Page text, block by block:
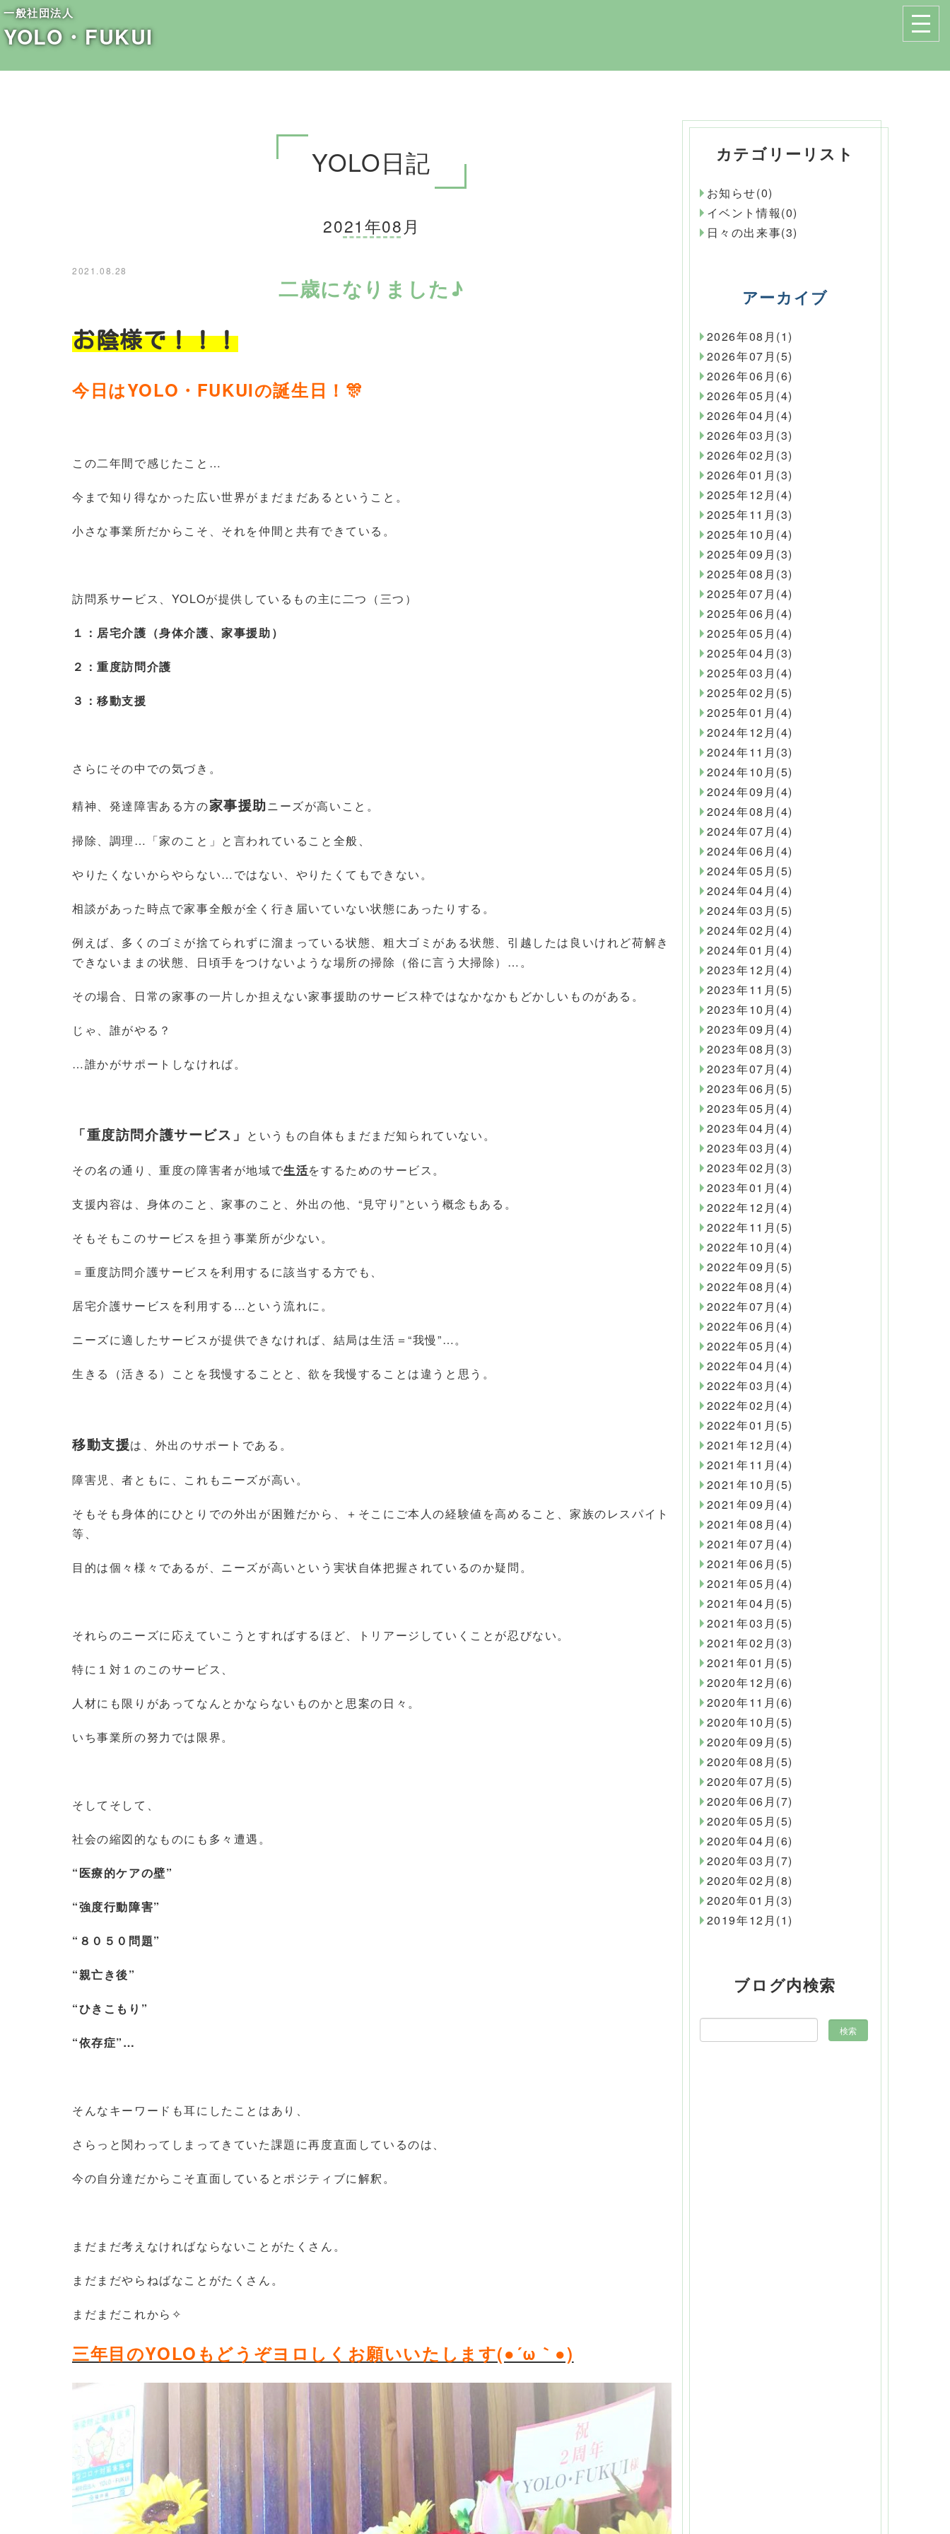
一般社団法人
YOLO・FUKUI
YOLO日記
2021年08月
2021.08.28
二歳になりました♪
お陰様で！！！
今日はYOLO・FUKUIの誕生日！🎊
この二年間で感じたこと…
今まで知り得なかった広い世界がまだまだあるということ。
小さな事業所だからこそ、それを仲間と共有できている。
訪問系サービス、YOLOが提供しているもの主に二つ（三つ）
１：居宅介護（身体介護、家事援助）
２：重度訪問介護
３：移動支援
さらにその中での気づき。
精神、発達障害ある方の家事援助ニーズが高いこと。
掃除、調理…「家のこと」と言われていること全般、
やりたくないからやらない…ではない、やりたくてもできない。
相談があった時点で家事全般が全く行き届いていない状態にあったりする。
例えば、多くのゴミが捨てられずに溜まっている状態、粗大ゴミがある状態、引越したは良いけれど荷解き
できないままの状態、日頃手をつけないような場所の掃除（俗に言う大掃除）…。
その場合、日常の家事の一片しか担えない家事援助のサービス枠ではなかなかもどかしいものがある。
じゃ、誰がやる？
…誰かがサポートしなければ。
「重度訪問介護サービス」 というもの自体もまだまだ知られていない。
その名の通り、重度の障害者が地域で生活をするためのサービス。
支援内容は、身体のこと、家事のこと、外出の他、“見守り”という概念もある。
そもそもこのサービスを担う事業所が少ない。
＝重度訪問介護サービスを利用するに該当する方でも、
居宅介護サービスを利用する…という流れに。
ニーズに適したサービスが提供できなければ、結局は生活＝“我慢”…。
生きる（活きる）ことを我慢することと、欲を我慢することは違うと思う。
移動支援は、外出のサポートである。
障害児、者ともに、これもニーズが高い。
そもそも身体的にひとりでの外出が困難だから、＋そこにご本人の経験値を高めること、家族のレスパイト
等、
目的は個々様々であるが、ニーズが高いという実状自体把握されているのか疑問。
それらのニーズに応えていこうとすればするほど、トリアージしていくことが忍びない。
特に１対１のこのサービス、
人材にも限りがあってなんとかならないものかと思案の日々。
いち事業所の努力では限界。
そしてそして、
社会の縮図的なものにも多々遭遇。
“医療的ケアの壁”
“強度行動障害”
“８０５０問題”
“親亡き後”
“ひきこもり”
“依存症”…
そんなキーワードも耳にしたことはあり、
さらっと関わってしまってきていた課題に再度直面しているのは、
今の自分達だからこそ直面しているとポジティブに解釈。
まだまだ考えなければならないことがたくさん。
まだまだやらねばなことがたくさん。
まだまだこれから✧
三年目のYOLOもどうぞヨロしくお願いいたします(●´ω｀●)
カテゴリーリスト
お知らせ(0)
イベント情報(0)
日々の出来事(3)
アーカイブ
2026年08月(1)
2026年07月(5)
2026年06月(6)
2026年05月(4)
2026年04月(4)
2026年03月(3)
2026年02月(3)
2026年01月(3)
2025年12月(4)
2025年11月(3)
2025年10月(4)
2025年09月(3)
2025年08月(3)
2025年07月(4)
2025年06月(4)
2025年05月(4)
2025年04月(3)
2025年03月(4)
2025年02月(5)
2025年01月(4)
2024年12月(4)
2024年11月(3)
2024年10月(5)
2024年09月(4)
2024年08月(4)
2024年07月(4)
2024年06月(4)
2024年05月(5)
2024年04月(4)
2024年03月(5)
2024年02月(4)
2024年01月(4)
2023年12月(4)
2023年11月(5)
2023年10月(4)
2023年09月(4)
2023年08月(3)
2023年07月(4)
2023年06月(5)
2023年05月(4)
2023年04月(4)
2023年03月(4)
2023年02月(3)
2023年01月(4)
2022年12月(4)
2022年11月(5)
2022年10月(4)
2022年09月(5)
2022年08月(4)
2022年07月(4)
2022年06月(4)
2022年05月(4)
2022年04月(4)
2022年03月(4)
2022年02月(4)
2022年01月(5)
2021年12月(4)
2021年11月(4)
2021年10月(5)
2021年09月(4)
2021年08月(4)
2021年07月(4)
2021年06月(5)
2021年05月(4)
2021年04月(5)
2021年03月(5)
2021年02月(3)
2021年01月(5)
2020年12月(6)
2020年11月(6)
2020年10月(5)
2020年09月(5)
2020年08月(5)
2020年07月(5)
2020年06月(7)
2020年05月(5)
2020年04月(6)
2020年03月(7)
2020年02月(8)
2020年01月(3)
2019年12月(1)
ブログ内検索